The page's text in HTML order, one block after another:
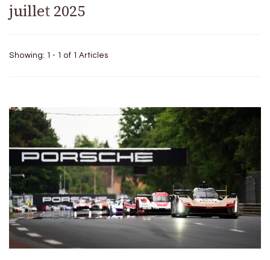
juillet 2025
Showing: 1 - 1 of 1 Articles